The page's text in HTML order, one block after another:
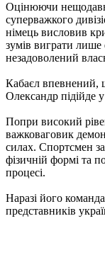
Оцінюючи
суперважкого
німець висловив
зумів виграти
незадоволений
Кабаєл впевнений,
Олександр підійде
Попри високий
важковаговик
силах. Спортсмен
фізичній формі та
процесі.
Наразі його команда
представників